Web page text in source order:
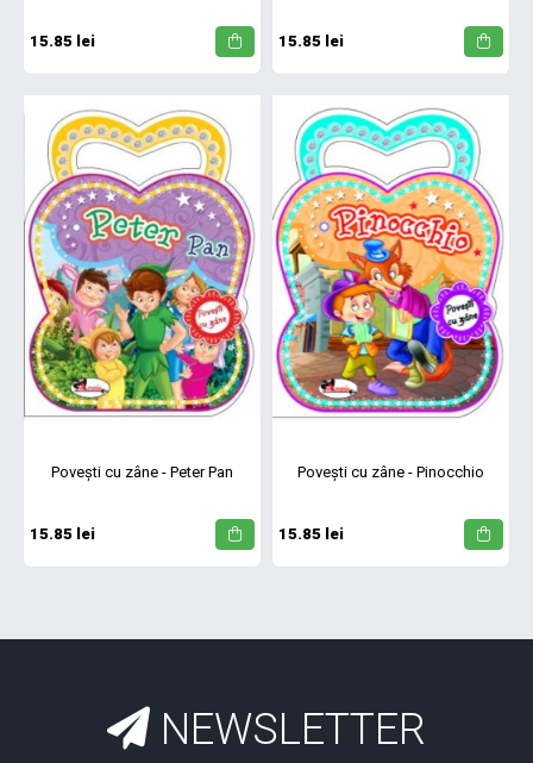
15.85 lei 15.85 lei
Povești cu zâne - Peter Pan
15.85 lei
Povești cu zâne - Pinocchio
15.85 lei
NEWSLETTER